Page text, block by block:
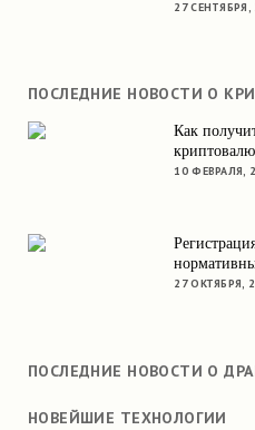
27 СЕНТЯБРЯ,
ПОСЛЕДНИЕ НОВОСТИ О
Как
10 ФЕВРАЛЯ,
27 ОКТЯБРЯ,
ПОСЛЕДНИЕ НОВОСТИ О
НОВЕЙШИЕ ТЕХНОЛОГИИ